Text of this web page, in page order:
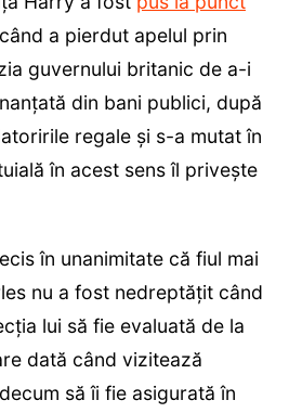
a pierdut apelul prin
guvernului britanic de a-i
din bani publici, după
regale și s-a mutat în
în acest sens îl privește
în unanimitate că fiul mai
nu a fost nedreptățit când
lui să fie evaluată de la
dată când vizitează
să îi fie asigurată în